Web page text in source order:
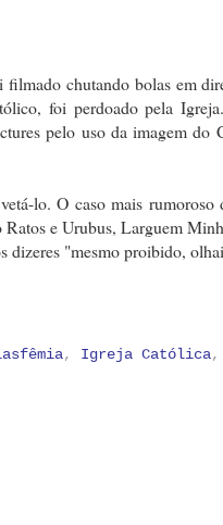
filmado chutando bolas em
foi perdoado pela
pelo uso da imagem
lo. O caso mais
Ratos e Urubus, Larguem
dizeres "mesmo proibido,
, Igreja Católica,